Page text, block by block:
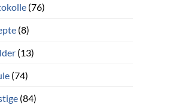
(76)
(8)
(13)
(74)
(84)